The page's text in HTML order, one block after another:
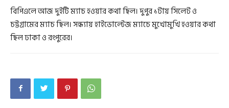
বিপিএলে আজ দুইটি ম্যাচ হওয়ার কথা ছিল। দুপুর ১টায় সিলেট ও
চট্টগ্রামের ম্যাচ ছিল। সন্ধ্যায় হাইভোল্টেজ ম্যাচে মুখোমুখি হওয়ার কথা
ছিল ঢাকা ও রংপুরের।